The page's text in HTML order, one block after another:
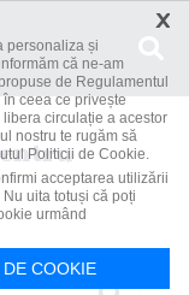
×
personaliza și
că ne-am
de Regulamentul
ceea ce privește
circulație a acestor
nostru te rugăm să
Politicii de Cookie.
acceptarea utilizării
uita totuși că poți
urmând
COOKIE